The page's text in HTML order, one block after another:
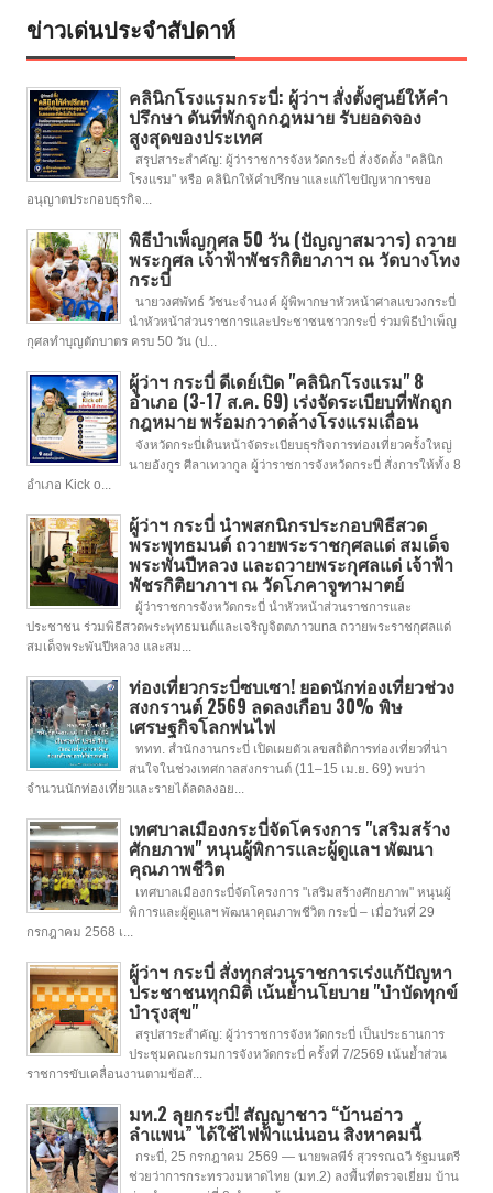
ข่าวเด่นประจำสัปดาห์
คลินิกโรงแรมกระบี่: ผู้ว่าฯ สั่งตั้งศูนย์ให้คำ
ปรึกษา ดันที่พักถูกกฎหมาย รับยอดจอง
สูงสุดของประเทศ
สรุปสาระสำคัญ: ผู้ว่าราชการจังหวัดกระบี่ สั่งจัดตั้ง "คลินิก
โรงแรม" หรือ คลินิกให้คำปรึกษาและแก้ไขปัญหาการขอ
อนุญาตประกอบธุรกิจ...
พิธีบำเพ็ญกุศล 50 วัน (ปัญญาสมวาร) ถวาย
พระกุศล เจ้าฟ้าพัชรกิติยาภาฯ ณ วัดบางโทง
กระบี่
นายวงศพัทธ์ วัชนะจำนงค์ ผู้พิพากษาหัวหน้าศาลแขวงกระบี่
นำหัวหน้าส่วนราชการและประชาชนชาวกระบี่ ร่วมพิธีบำเพ็ญ
กุศลทำบุญตักบาตร ครบ 50 วัน (ป...
ผู้ว่าฯ กระบี่ ดีเดย์เปิด "คลินิกโรงแรม" 8
อำเภอ (3-17 ส.ค. 69) เร่งจัดระเบียบที่พักถูก
กฎหมาย พร้อมกวาดล้างโรงแรมเถื่อน
จังหวัดกระบี่เดินหน้าจัดระเบียบธุรกิจการท่องเที่ยวครั้งใหญ่
นายอังกูร ศีลาเทวากูล ผู้ว่าราชการจังหวัดกระบี่ สั่งการให้ทั้ง 8
อำเภอ Kick o...
ผู้ว่าฯ กระบี่ นำพสกนิกรประกอบพิธีสวด
พระพุทธมนต์ ถวายพระราชกุศลแด่ สมเด็จ
พระพันปีหลวง และถวายพระกุศลแด่ เจ้าฟ้า
พัชรกิติยาภาฯ ณ วัดโภคาจูฑามาตย์
ผู้ว่าราชการจังหวัดกระบี่ นำหัวหน้าส่วนราชการและ
ประชาชน ร่วมพิธีสวดพระพุทธมนต์และเจริญจิตตภาวuna ถวายพระราชกุศลแด่
สมเด็จพระพันปีหลวง และสม...
ท่องเที่ยวกระบี่ซบเซา! ยอดนักท่องเที่ยวช่วง
สงกรานต์ 2569 ลดลงเกือบ 30% พิษ
เศรษฐกิจโลกพ่นไฟ
ททท. สำนักงานกระบี่ เปิดเผยตัวเลขสถิติการท่องเที่ยวที่น่า
สนใจในช่วงเทศกาลสงกรานต์ (11–15 เม.ย. 69) พบว่า
จำนวนนักท่องเที่ยวและรายได้ลดลงอย...
เทศบาลเมืองกระบี่จัดโครงการ "เสริมสร้าง
ศักยภาพ" หนุนผู้พิการและผู้ดูแลฯ พัฒนา
คุณภาพชีวิต
เทศบาลเมืองกระบี่จัดโครงการ "เสริมสร้างศักยภาพ" หนุนผู้
พิการและผู้ดูแลฯ พัฒนาคุณภาพชีวิต กระบี่ – เมื่อวันที่ 29
กรกฎาคม 2568 เ...
ผู้ว่าฯ กระบี่ สั่งทุกส่วนราชการเร่งแก้ปัญหา
ประชาชนทุกมิติ เน้นย้ำนโยบาย "บำบัดทุกข์
บำรุงสุข"
สรุปสาระสำคัญ: ผู้ว่าราชการจังหวัดกระบี่ เป็นประธานการ
ประชุมคณะกรมการจังหวัดกระบี่ ครั้งที่ 7/2569 เน้นย้ำส่วน
ราชการขับเคลื่อนงานตามข้อสั...
มท.2 ลุยกระบี่! สัญญาชาว “บ้านอ่าว
ลำแพน” ได้ใช้ไฟฟ้าแน่นอน สิงหาคมนี้
กระบี่, 25 กรกฎาคม 2569 — นายพลพีร์ สุวรรณฉวี รัฐมนตรี
ช่วยว่าการกระทรวงมหาดไทย (มท.2) ลงพื้นที่ตรวจเยี่ยม บ้าน